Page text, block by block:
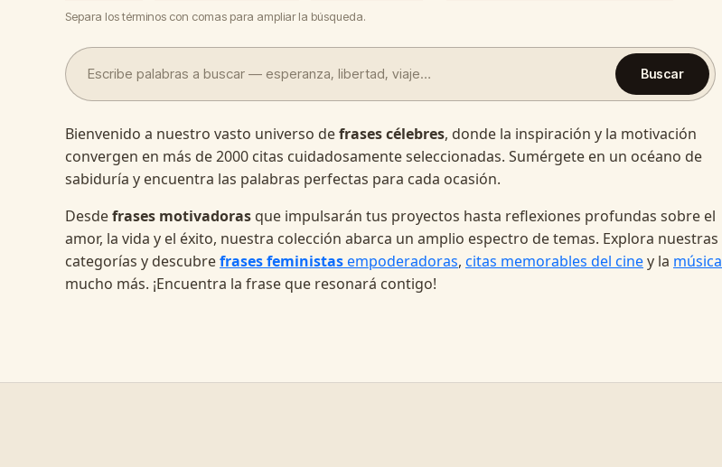
Separa los términos con comas para ampliar la búsqueda.
Buscar
Bienvenido a nuestro vasto universo defrases célebres, donde la inspiración y la motivación
convergen en más de 2000 citas cuidadosamente seleccionadas. Sumérgete en un océano de
sabiduría y encuentra las palabras perfectas para cada ocasión.
Desdefrases motivadoras que impulsarán tus proyectos hasta reflexiones profundas sobre el
amor, la vida y el éxito, nuestra colección abarca un amplio espectro de temas. Explora nuestras
categorías y descubrefrases feministasempoderadoras, citas memorables del ciney la música
mucho más. ¡Encuentra la frase que resonará contigo!